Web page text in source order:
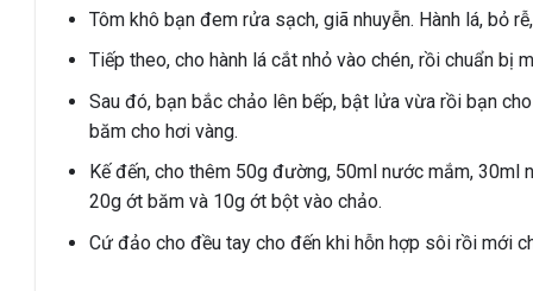
Tôm khô bạn đem rửa sạch, giã nhuyễn. Hành lá, bỏ
Tiếp theo, cho hành lá cắt nhỏ vào chén, rồi chuẩn bị
Sau đó, bạn bắc chảo lên bếp, bật lửa vừa rồi bạn
băm cho hơi vàng.
Kế đến, cho thêm 50g đường, 50ml nước mắm,
20g ớt băm và 10g ớt bột vào chảo.
Cứ đảo cho đều tay cho đến khi hỗn hợp sôi rồi mới